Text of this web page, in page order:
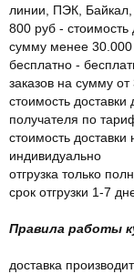
линии, ПЭК,
800 руб - стоимость
сумму менее 30.000
бесплатно -
заказов на сумму
стоимость
получателя по
стоимость доставки
индивидуально
отгрузка только
срок отгрузки 1-7
Правила работы
доставка